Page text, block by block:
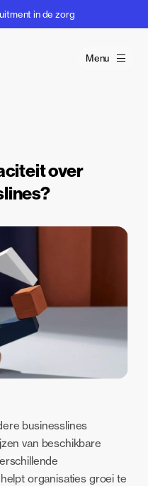
in de zorg
Menu
over
businesslines
van beschikbare
organisaties groei te